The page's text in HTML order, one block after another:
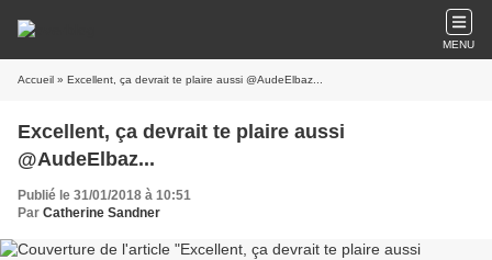
MENU
Accueil » Excellent, ça devrait te plaire aussi @AudeElbaz...
Excellent, ça devrait te plaire aussi
@AudeElbaz...
Publié le 31/01/2018 à 10:51
Par Catherine Sandner